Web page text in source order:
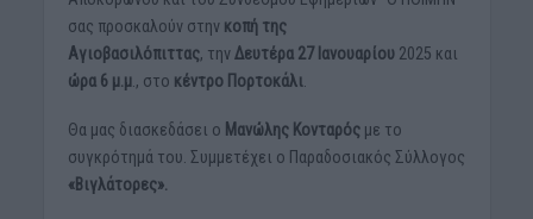
σας προσκαλούν στην κοπή της
Αγιοβασιλόπιττας, τηνΔευτέρα 27 Ιανουαρίου2025 και
ώρα 6 μ.μ., στο κέντρο Πορτοκάλι
Θα μας διασκεδάσει ο Μανώλης Κονταρόςμε το
συγκρότημά του. Συμμετέχει ο Παραδοσιακός Σύλλογος
«Βιγλάτορες».